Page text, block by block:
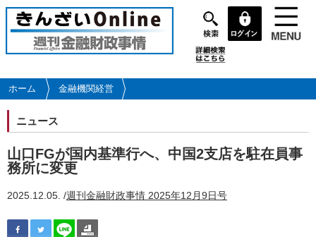
メ
イ
コ
ン
に
動
ホーム 金融機関経営
ニュース
山口FGが国内基準行へ、中国2支店を駐在員事
務所に変更
2025.12.05. /週刊金融財政事情 2025年12月9日号